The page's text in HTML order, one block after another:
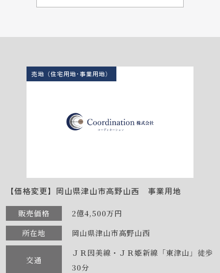
売地（住宅用地･事業用地）
【価格変更】岡山県津山市高野山西 事業用地
販売価格
2億4,500万円
所在地
岡山県津山市高野山西
交通
ＪＲ因美線・ＪＲ姫新線「東津山」徒歩
30分